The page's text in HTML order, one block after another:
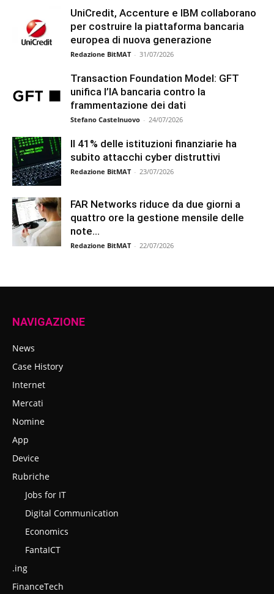
UniCredit, Accenture e IBM collaborano
per costruire la piattaforma bancaria
europea di nuova generazione
Redazione BitMAT - 31/07/2026
Transaction Foundation Model: GFT
unifica l’IA bancaria contro la
frammentazione dei dati
Stefano Castelnuovo - 24/07/2026
Il 41% delle istituzioni finanziarie ha
subito attacchi cyber distruttivi
Redazione BitMAT - 23/07/2026
FAR Networks riduce da due giorni a
quattro ore la gestione mensile delle
note...
Redazione BitMAT - 22/07/2026
NAVIGAZIONE
News
Case History
Internet
Mercati
Nomine
App
Device
Rubriche
Jobs for IT
Digital Communication
Economics
FantaICT
.ing
FinanceTech